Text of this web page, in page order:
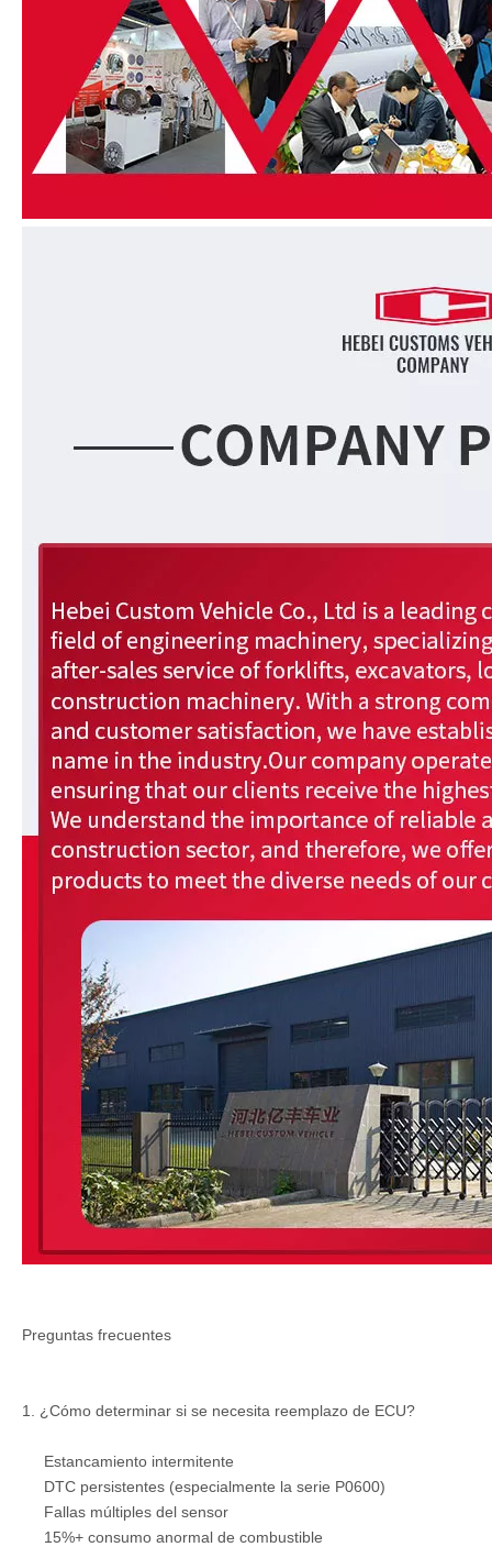
Preguntas frecuentes
1. ¿Cómo determinar si se necesita reemplazo de ECU?
Estancamiento intermitente
DTC persistentes (especialmente la serie P0600)
Fallas múltiples del sensor
15%+ consumo anormal de combustible